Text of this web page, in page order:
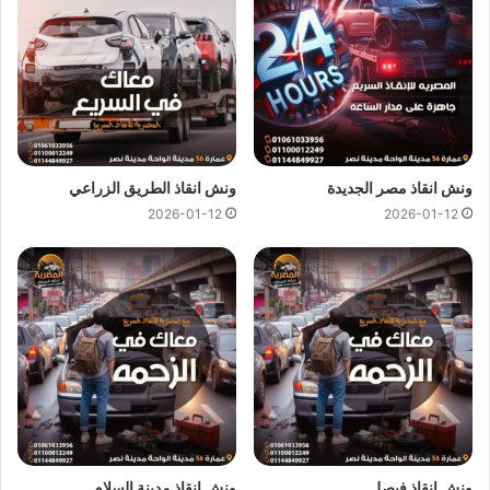
كل هذا باقل سعر كما نقدم عروض وخصومات تصل الي خصم 50%
علي جميع خدماتانقاذ السيارات
ونش انقاذ المصريةلدينا دائماونش انقاذ في الحي العاشرلسحب و
انقاذ سيارتك ونقلك الي اقرب مركز صيانة او توكيل سيارات ، اتصل
بنا الان ولا تترددونش انقاذ المصرية هوارخص ونش انقاذ في الحي
العاشراتصل بنا علي رقم ونش انقاذ الحي العاشر
او01017439322او01094833093ليصلكونش انقاذ سيارات
سريع و مجهز بأحدث المعدات واحدث وسائل الامان والراحة.
ونش انقاذ سيارات بالحي العاشر
من اهم اسباب نجاحونش المصرية لانقاذ السياراتهى خبرتنا
الكبيرة فيانقاذ السياراتونقل السياراتفنحن نمتلك اسطول
كبير من اوناش انقاذ السيارات لكي نستطيع تقديم خدمات انقاذ
السيارات بجودة عالية و اقل سعر لكي نصبح
افضل ونش انقاذ في
ونش انقاذ مصر الجديدة
2026-01-12
ونش انقاذ الطريق الزراعي
2026-01-12